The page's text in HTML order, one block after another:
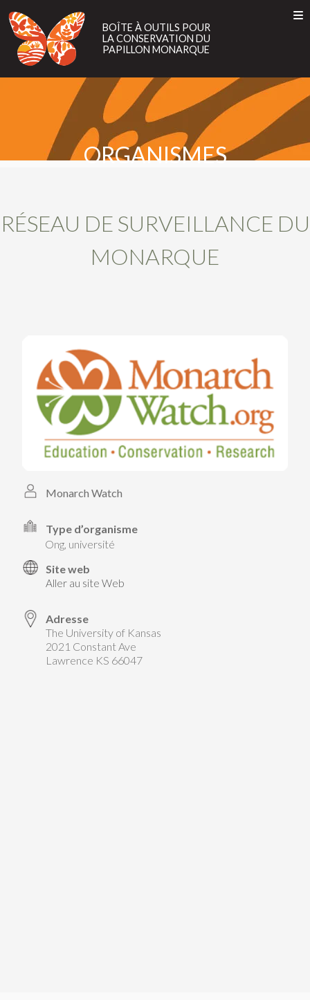
À
OUTILS
POUR
CONSERVATION
MONARQUE
BOÎTE À OUTILS POUR
LA CONSERVATION DU
PAPILLON MONARQUE
À PROPOS
DU MONARQUEDE CET OUTIL
PRATIQUES EXEMPLAIRES DE GESTION
PROJETS PILOTES PROGRAMMES INCITATIFS
PASSEZ À L’ACTION!
PARLEZ-NOUS DE VOS PROJETS EN SAVOIR PLUS
À PROPOS
DU MONARQUE
DE CET OUTIL
LA MIGRATION DES PAPILLONS MONARQUES
PASSEZ À L’ACTION!
PARLEZ-NOUS DE VOS PROJETS
EN SAVOIR PLUS
ORGANISMES
RÉSEAU DE SURVEILLANCE DU
MONARQUE
Monarch Watch
Type d’organisme
ong, université
Site web
Aller au site Web
Adresse
The University of Kansas
2021 Constant Ave
Lawrence KS 66047